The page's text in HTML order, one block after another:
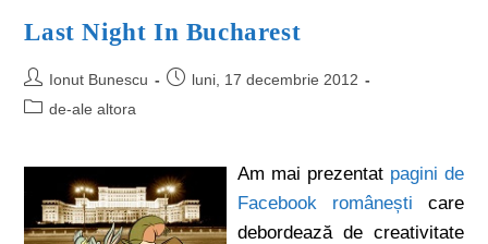
Last Night In Bucharest
Ionut Bunescu
luni, 17 decembrie 2012
de-ale altora
Am mai prezentat pagini de
Facebook românești care
debordează de creativitate